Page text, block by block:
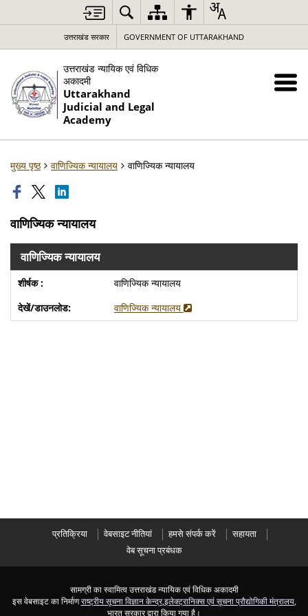
उत्तराखंड सरकार GOVERNMENT OF UTTARAKHAND
उत्तराखंड न्यायिक एवं विधिक
अकादमी
Uttarakhand
Judicial and Legal
Academy
मुख्य पृष्ठ वाणिज्यिक न्यायालय वाणिज्यिक न्यायालय
वाणिज्यिक न्यायालय
वाणिज्यिक न्यायालय
वाणिज्यिक न्यायालय
वाणिज्यिक न्यायालय
प्रतिक्रिया वेबसाइट नीतियां हमसे संपर्क करें
सहायता
वेब सूचना प्रबंधक
सामग्री का स्वामित्व उत्तराखंड न्यायिक एवं विधिक अकादमी
इस वेबसाइट का निर्माणराष्ट्रीय सूचना विज्ञान केन्द्र,इलेक्ट्रानिक्स एवं सूचना प्रौद्योगिकी मंत्रालय,
भारत सरकार द्वारा किया गया है।